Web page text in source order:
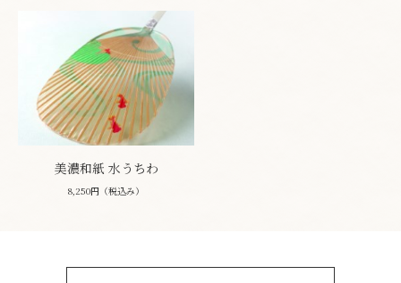
美濃和紙 水うちわ
8,250円（税込み）